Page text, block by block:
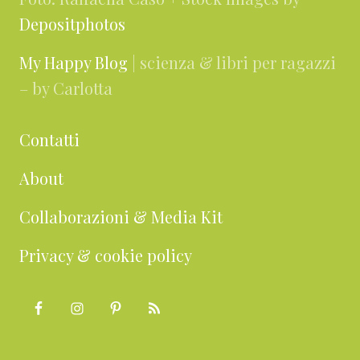
Depositphotos
My Happy Blog | scienza & libri per ragazzi
– by Carlotta
Contatti
About
Collaborazioni & Media Kit
Privacy & cookie policy